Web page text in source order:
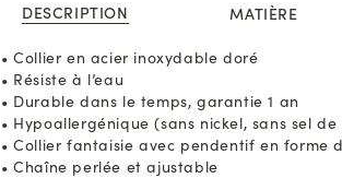
DESCRIPTION MATIÈRE
• Collier en acier inoxydable doré
• Résiste à l’eau
• Durable dans le temps, garantie 1 an
• Hypoallergénique (sans nickel, sans sel
• Collier fantaisie avec pendentif en forme
• Chaîne perlée et ajustable